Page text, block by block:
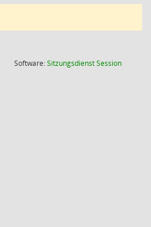
Software:SitzungsdienstSession(Wird in